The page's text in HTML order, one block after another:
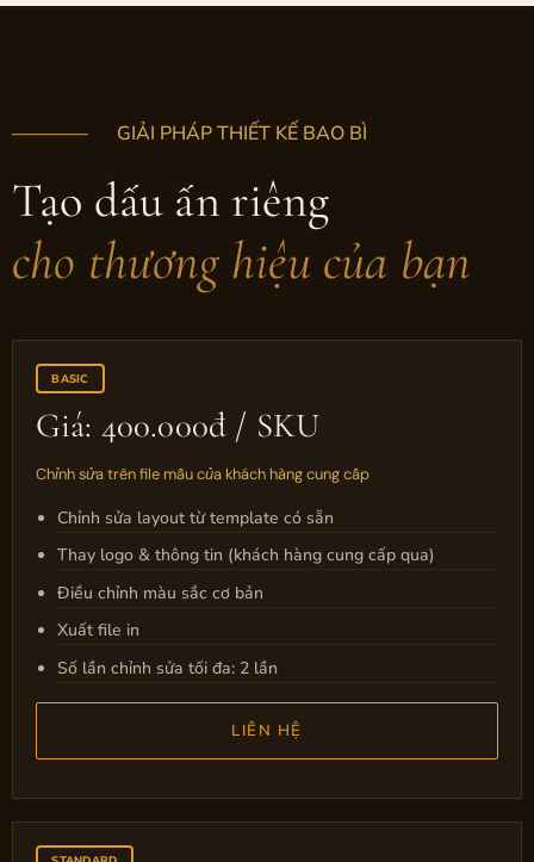
———— GIẢI PHÁP THIẾT KẾ BAO BÌ
Tạo dấu ấn riêng
cho thương hiệu của bạn
BASIC
Giá: 400.000đ / SKU
Chỉnh sửa trên file mẫu của khách hàng cung cấp
Chỉnh sửa layout từ template có sẵn
Thay logo & thông tin (khách hàng cung cấp qua)
Điều chỉnh màu sắc cơ bản
Xuất file in
Số lần chỉnh sửa tối đa: 2 lần
LIÊN HỆ